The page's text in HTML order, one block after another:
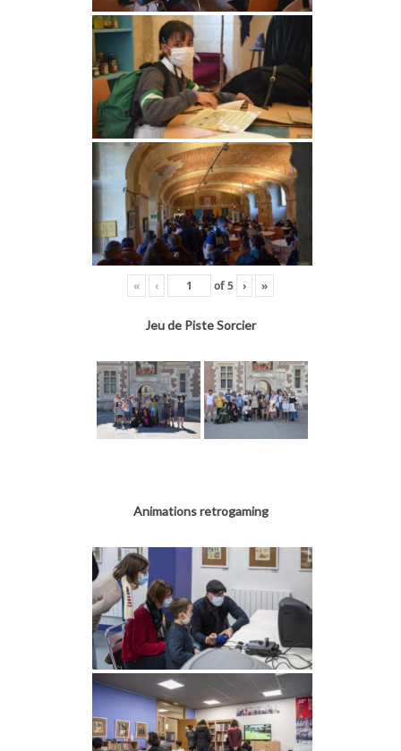
« ‹ of5 › »
Jeu de Piste Sorcier
Animations retrogaming